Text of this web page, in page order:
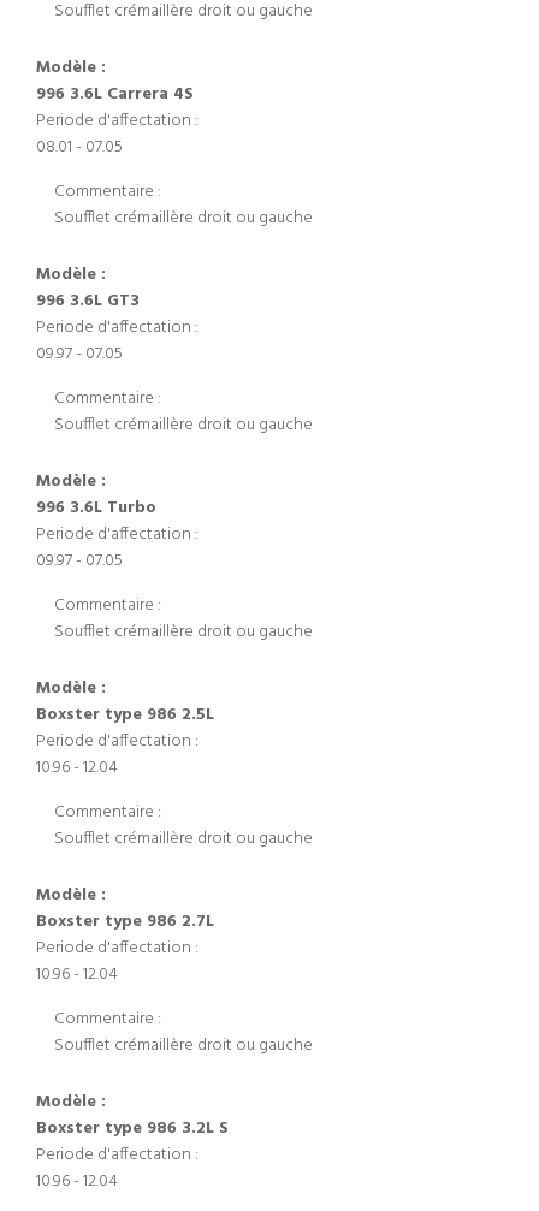
Soufflet crémaillère droit ou gauche
Modèle :
996 3.6L Carrera 4S
Periode d'affectation :
08.01 - 07.05
Commentaire :
Soufflet crémaillère droit ou gauche
Modèle :
996 3.6L GT3
Periode d'affectation :
09.97 - 07.05
Commentaire :
Soufflet crémaillère droit ou gauche
Modèle :
996 3.6L Turbo
Periode d'affectation :
09.97 - 07.05
Commentaire :
Soufflet crémaillère droit ou gauche
Modèle :
Boxster type 986 2.5L
Periode d'affectation :
10.96 - 12.04
Commentaire :
Soufflet crémaillère droit ou gauche
Modèle :
Boxster type 986 2.7L
Periode d'affectation :
10.96 - 12.04
Commentaire :
Soufflet crémaillère droit ou gauche
Modèle :
Boxster type 986 3.2L S
Periode d'affectation :
10.96 - 12.04